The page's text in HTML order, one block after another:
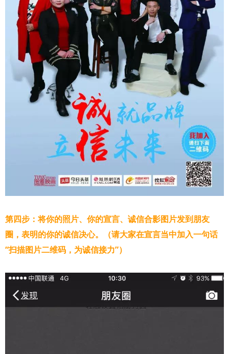
第四步：将你的照片、你的宣言、诚信合影图片发到朋友
圈，表明的你的诚信决心。（请大家在宣言当中加入一句话
“扫描图片二维码，为诚信接力”）